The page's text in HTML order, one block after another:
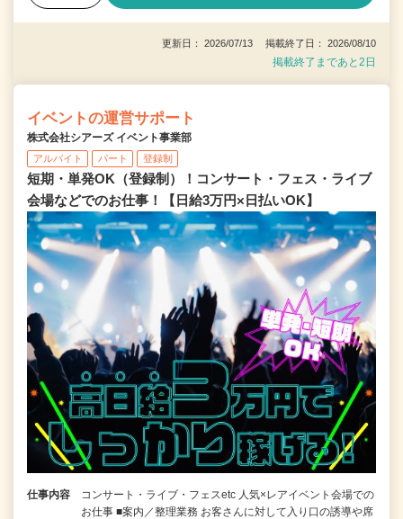
更新日： 2026/07/13 掲載終了日： 2026/08/10
掲載終了まであと2日
イベントの運営サポート
株式会社シアーズ イベント事業部
アルバイト パート 登録制
短期・単発OK（登録制）！コンサート・フェス・ライブ
会場などでのお仕事！【日給3万円×日払いOK】
仕事内容
コンサート・ライブ・フェスetc 人気×レアイベント会場での
お仕事 ■案内／整理業務 お客さんに対して入り口の誘導や席